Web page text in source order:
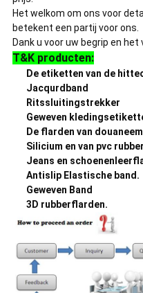
Het welkom om ons voor
betekent een partij voor ons.
Dank u voor uw begrip en het
T&K producten:
De etiketten van de
Jacqurdband
Ritssluitingstrekker
Geweven
De flarden van
Silicium en van pvc
Jeans en
Antislip Elastische band.
Geweven Band
3D rubberflarden.